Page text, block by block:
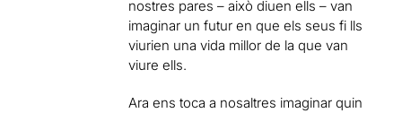
nostres pares – això diuen ells – van
imaginar un futur en que els seus fi lls
viurien una vida millor de la que van
viure ells.
Ara ens toca a nosaltres imaginar quin